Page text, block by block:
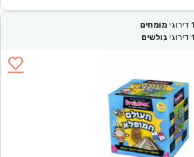
1 דירוגי מומחים
1 דירוגי גולשים